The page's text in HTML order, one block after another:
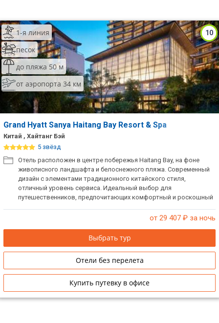
10
1-я линия
песок
до пляжа 50 м
от аэропорта 34 км
Grand Hyatt Sanya Haitang Bay Resort & Spa
Китай , Хайтанг Бэй
5 звёзд
Отель расположен в центре побережья Haitang Bay, на фоне
живописного ландшафта и белоснежного пляжа. Современный
дизайн с элементами традиционного китайского стиля,
отличный уровень сервиса. Идеальный выбор для
путешественников, предпочитающих комфортный и роскошный
от 29 407 ₽ за ночь
Выбрать тур
Отели без перелета
Купить путевку в офисе